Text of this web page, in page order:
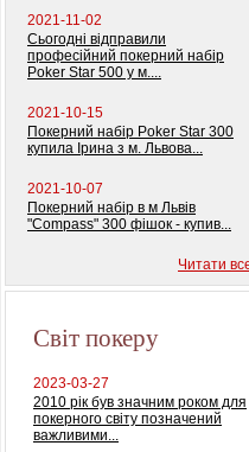
2021-11-02
Сьогодні відправили
професійний покерний набір
Poker Star 500 у м....
2021-10-15
Покерний набір Poker Star 300
купила Ірина з м. Львова...
2021-10-07
Покерний набір в м Львів
"Compass" 300 фішок - купив...
Читати
Світ покеру
2023-03-27
2010 рік був значним роком для
покерного світу позначений
важливими...